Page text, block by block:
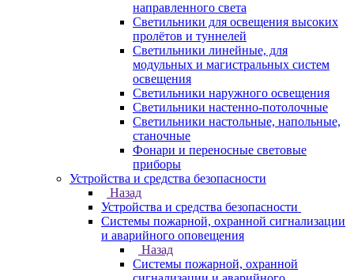
направленного света
Светильники для освещения высоких
пролётов и туннелей
Светильники линейные, для
модульных и магистральных систем
освещения
Светильники наружного освещения
Светильники настенно-потолочные
Светильники настольные, напольные,
станочные
Фонари и переносные световые
приборы
Устройства и средства безопасности
Назад
Устройства и средства безопасности
Системы пожарной, охранной сигнализации
и аварийного оповещения
Назад
Системы пожарной, охранной